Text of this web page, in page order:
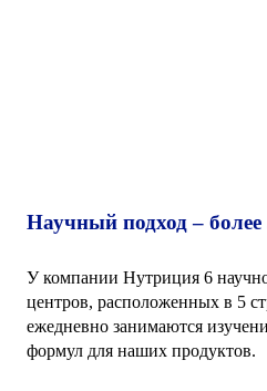
Научный подход – более
У компании Нутриция 6
центров, расположенных в 5
ежедневно занимаются
формул для наших продуктов.